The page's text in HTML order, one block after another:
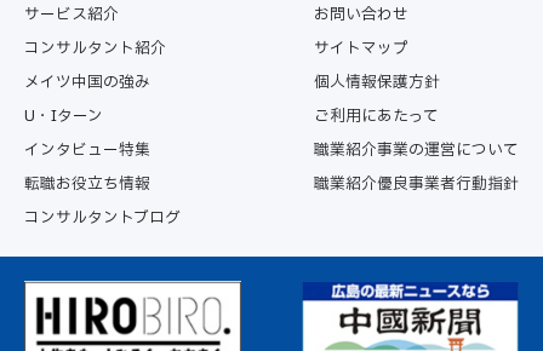
囲で速やかに終了させていただきます。
第5条（本サービスの変更・中断・終了）
当社は、事業運営上やむを得ない場合は、利用者に何ら通
知することなく、また利用者の承諾を得ることなく本サー
ビスの全部もしくは一部を変更、または一時中断すること
ができるものとします。また、一定の告知期間をもって利
とができるものとします。
第6条（本サービス提供の終了事由）
当社は、利用者が以下に該当すると判断した場合は、利用
者に対して催告を要することなく、直ちに本サービスの提
サービス紹介
コンサルタント紹介
メイツ中国の強み
U・Iターン
インタビュー特集
転職お役立ち情報
コンサルタントブログ
お問い合わせ
サイトマップ
個人情報保護方針
ご利用にあたって
職業紹介事業の運営について
職業紹介優良事業者行動指針